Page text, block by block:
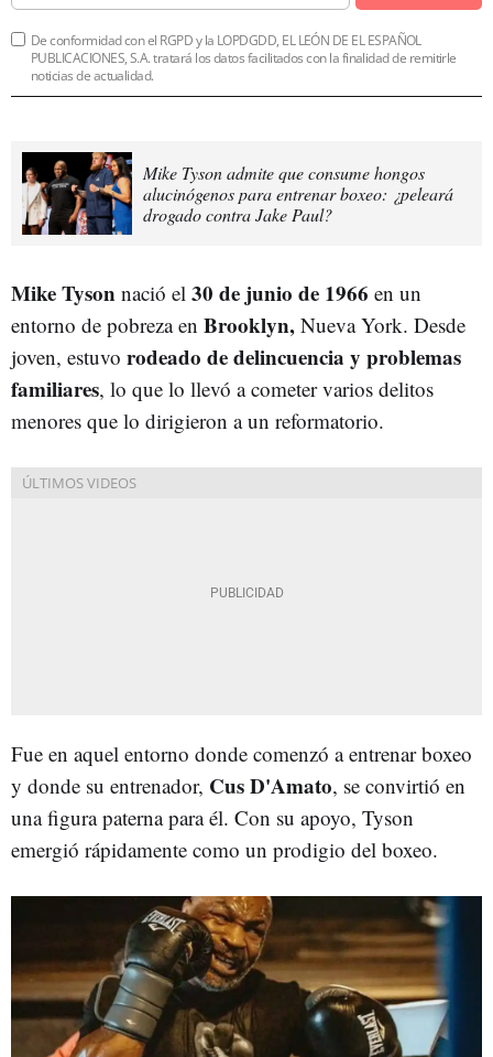
De conformidad con el RGPD y la LOPDGDD, EL LEÓN DE EL ESPAÑOL
PUBLICACIONES, S.A. tratará los datos facilitados con la finalidad de remitirle
noticias de actualidad.
Mike Tyson admite que consume hongos
alucinógenos para entrenar boxeo: ¿peleará
drogado contra Jake Paul?
Mike Tyson nació el 30 de junio de 1966 en un
entorno de pobreza en Brooklyn, Nueva York. Desde
joven, estuvo rodeado de delincuencia y problemas
familiares, lo que lo llevó a cometer varios delitos
menores que lo dirigieron a un reformatorio.
Fue en aquel entorno donde comenzó a entrenar boxeo
y donde su entrenador, Cus D'Amato, se convirtió en
una figura paterna para él. Con su apoyo, Tyson
emergió rápidamente como un prodigio del boxeo.